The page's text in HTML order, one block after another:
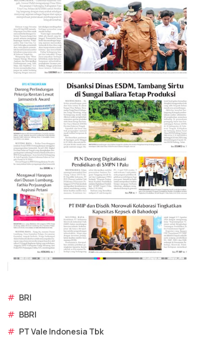
# BRI
# BBRI
# PT Vale Indonesia Tbk